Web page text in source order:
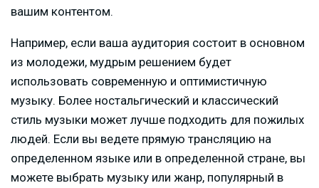
вашим контентом.
Например, если ваша аудитория состоит в основном
из молодежи, мудрым решением будет
использовать современную и оптимистичную
музыку. Более ностальгический и классический
стиль музыки может лучше подходить для пожилых
людей. Если вы ведете прямую трансляцию на
определенном языке или в определенной стране, вы
можете выбрать музыку или жанр, популярный в